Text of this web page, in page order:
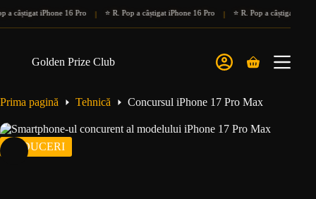
la
conținut
iPhone 16 Pro ⭐ R. Pop a câștigat iPhone 16 Pro ⭐ R. Pop a câștigat iPhone 16
Golden Prize Club
Coș
Prima pagină
Tehnică Concursul iPhone 17 Pro Max
REDUCERI